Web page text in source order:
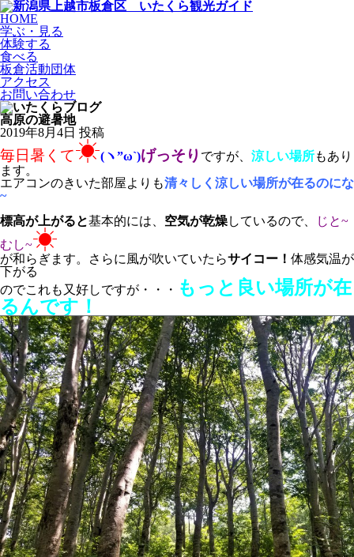
HOME
学ぶ・見る
体験する
食べる
板倉活動団体
アクセス
お問い合わせ
高原の避暑地
2019年8月4日 投稿
毎日暑くて☀(ヽ”ω`)げっそり ですが、 涼しい場所もあり
ます。
エアコンのきいた部屋よりも清々しく涼しい場所が在るのにな
~
標高が上がると基本的には、 空気が乾燥しているので、
じと~
むし~☀
が和らぎます。さらに風が吹いていたらサイコー！ 体感気温が
下がる
のでこれも又好しですが・・・ もっと良い場所が在
るんです！